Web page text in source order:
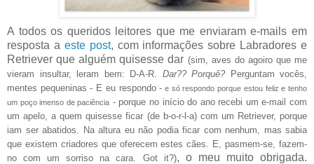
A todos os queridos leitores que me enviaram e-mails em
resposta a este post, com informações sobre Labradores e
Retriever que alguém quisesse dar (sim, aves do agoiro que me
vieram insultar, leram bem: D-A-R. Dar?? Porquê? Perguntam vocês,
mentes pequeninas - E eu respondo - e só respondo porque estou feliz e tenho
um poço imenso de paciência - porque no início do ano recebi um e-mail com
um apelo, a quem quisesse ficar (de b-o-r-l-a) com um Retriever, porque
iam ser abatidos. Na altura eu não podia ficar com nenhum, mas sabia
que existem criadores que oferecem estes cães. E, pasmem-se, fazem-
no com um sorriso na cara. Got it?), o meu muito obrigada.